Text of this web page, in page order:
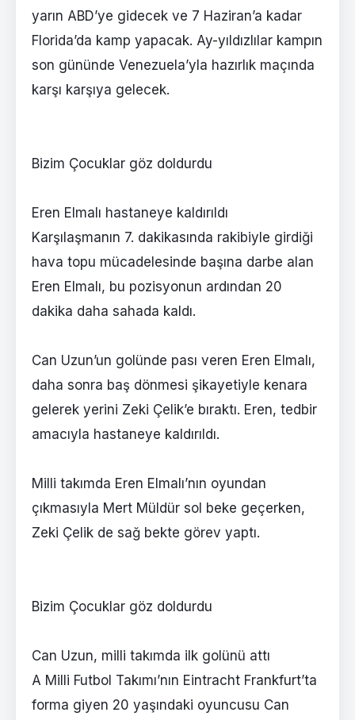
yarın ABD’ye gidecek ve 7 Haziran’a kadar
Florida’da kamp yapacak. Ay-yıldızlılar kampın
son gününde Venezuela’yla hazırlık maçında
karşı karşıya gelecek.
Bizim Çocuklar göz doldurdu
Eren Elmalı hastaneye kaldırıldı
Karşılaşmanın 7. dakikasında rakibiyle girdiği
hava topu mücadelesinde başına darbe alan
Eren Elmalı, bu pozisyonun ardından 20
dakika daha sahada kaldı.
Can Uzun’un golünde pası veren Eren Elmalı,
daha sonra baş dönmesi şikayetiyle kenara
gelerek yerini Zeki Çelik’e bıraktı. Eren, tedbir
amacıyla hastaneye kaldırıldı.
Milli takımda Eren Elmalı’nın oyundan
çıkmasıyla Mert Müldür sol beke geçerken,
Zeki Çelik de sağ bekte görev yaptı.
Bizim Çocuklar göz doldurdu
Can Uzun, milli takımda ilk golünü attı
A Milli Futbol Takımı’nın Eintracht Frankfurt’ta
forma giyen 20 yaşındaki oyuncusu Can